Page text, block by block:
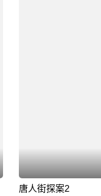
唐人街探案2